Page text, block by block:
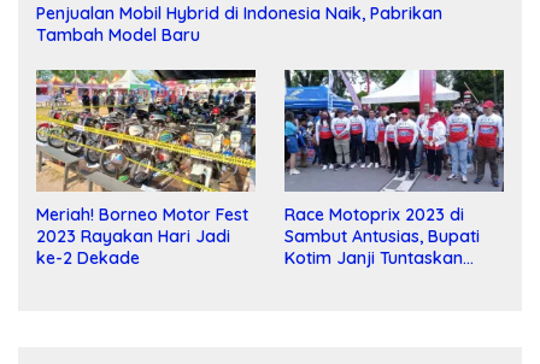
Penjualan Mobil Hybrid di Indonesia Naik, Pabrikan
Tambah Model Baru
Meriah! Borneo Motor Fest
2023 Rayakan Hari Jadi
ke-2 Dekade
Race Motoprix 2023 di
Sambut Antusias, Bupati
Kotim Janji Tuntaskan